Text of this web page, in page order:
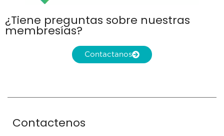
¿Tiene preguntas sobre nuestras
membresías?
Contactanos
Contactenos